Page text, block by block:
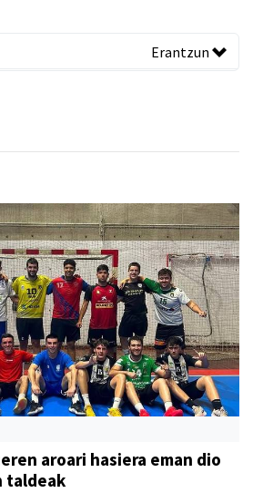
Erantzun
aroari hasiera eman dio
taldeak